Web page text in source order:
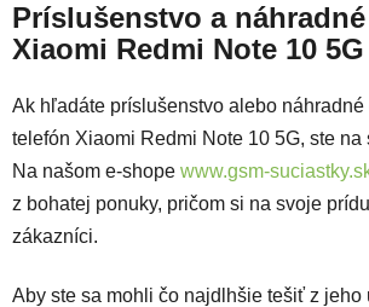
Príslušenstvo a
Xiaomi Redmi Note 10 5G
Ak hľadáte príslušenstvo alebo
telefón Xiaomi Redmi Note 10 5G, ste na
Na našom e-shope www.gsm-
z bohatej ponuky, pričom si na svoje
zákazníci.
Aby ste sa mohli čo najdlhšie tešiť z jeho